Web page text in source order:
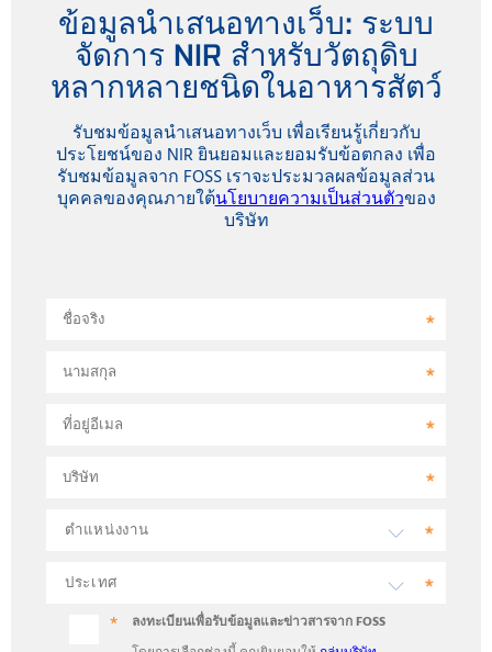
ข้อมูลนำเสนอทางเว็บ: ระบบ
จัดการ NIR สำหรับวัตถุดิบ
หลากหลายชนิดในอาหารสัตว์
รับชมข้อมูลนำเสนอทางเว็บ เพื่อเรียนรู้เกี่ยวกับ
ประโยชน์ของ NIR ยินยอมและยอมรับข้อตกลง เพื่อ
รับชมข้อมูลจาก FOSS เราจะประมวลผลข้อมูลส่วน
บุคคลของคุณภายใต้นโยบายความเป็นส่วนตัวของ
บริษัท
ชื่อจริง
นามสกุล
ที่อยู่อีเมล
บริษัท
ลงทะเบียนเพื่อรับข้อมูลและข่าวสารจาก FOSS